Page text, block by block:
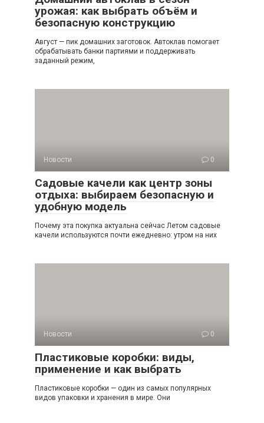
урожая: как выбрать объём и
безопасную конструкцию
Август — пик домашних заготовок. Автоклав помогает
обрабатывать банки партиями и поддерживать
заданный режим,
Новости 0
Садовые качели как центр зоны
отдыха: выбираем безопасную и
удобную модель
Почему эта покупка актуальна сейчас Летом садовые
качели используются почти ежедневно: утром на них
Новости 0
Пластиковые коробки: виды,
применение и как выбрать
Пластиковые коробки — один из самых популярных
видов упаковки и хранения в мире. Они